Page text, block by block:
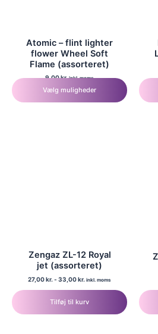
Atomic – flint lighter
flower Wheel Soft
Flame (assorteret)
9,00kr. inkl. moms
Vælg muligheder
Dette
vare
Zengaz ZL-12 Royal
jet (assorteret)
27,00kr. - 33,00kr. inkl. moms
Tilføj til kurv